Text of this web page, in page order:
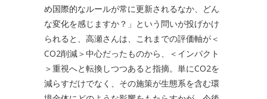
め国際的なルールが常に更新されるなか、どん
な変化を感じますか？」という問いが投げかけ
られると、高瀬さんは、これまでの評価軸が＜
CO2削減＞中心だったものから、＜インパクト
＞重視へと転換しつつあると指摘。単にCO2を
減らすだけでなく、その施策が生態系を含む環